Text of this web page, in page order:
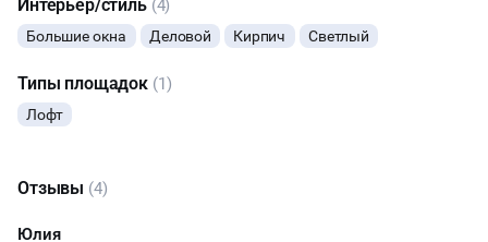
Интерьер/стиль (4)
Большие окна Деловой Кирпич Светлый
Типы площадок (1)
Лофт
Отзывы (4)
Юлия
КАСТИНГИ